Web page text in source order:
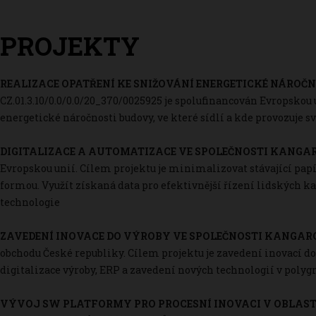
PROJEKTY
REALIZACE OPATŘENÍ KE SNIŽOVÁNÍ ENERGETICKÉ
CZ.01.3.10/0.0/0.0/20_370/0025925 je spolufinancován
energetické náročnosti budovy, ve které sídlí a kde provozuje
DIGITALIZACE A AUTOMATIZACE VE SPOLEČNOSTI
Evropskou unií. Cílem projektu je minimalizovat stávající
formou. Využít získaná data pro efektivnější řízení lidských
technologie
ZAVEDENÍ INOVACE DO VÝROBY VE SPOLEČNOSTI
obchodu České republiky. Cílem projektu je zavedení inovací
digitalizace výroby, ERP a zavedení nových technologií v
VÝVOJ SW PLATFORMY PRO PROCESNÍ INOVACI V